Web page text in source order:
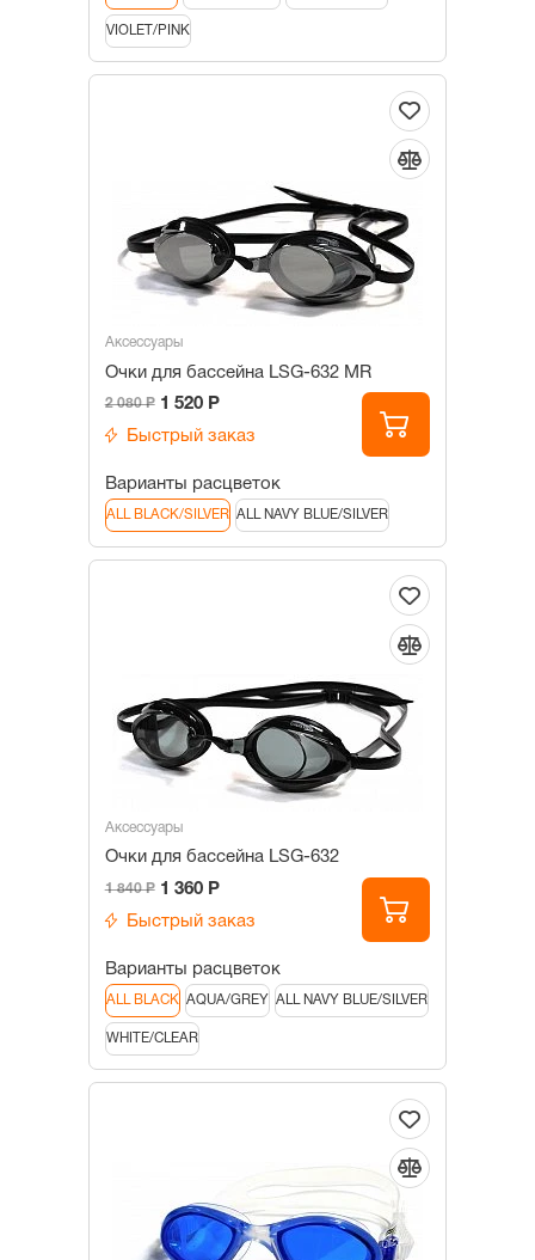
VIOLET/PINK
Аксессуары
Очки для бассейна LSG-632 MR
2 080 Р 1 520 Р
Быстрый заказ
Варианты расцветок
ALL BLACK/SILVER ALL NAVY BLUE/SILVER
Аксессуары
Очки для бассейна LSG-632
1 840 Р 1 360 Р
Быстрый заказ
Варианты расцветок
ALL BLACK AQUA/GREY ALL NAVY BLUE/SILVER
WHITE/CLEAR